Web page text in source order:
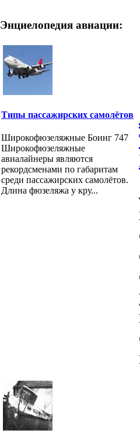
Энциелопедия авиации:
Типы пассажирских самолётов
Широкофюзеляжные Боинг 747
Широкофюзеляжные
авиалайнеры являются
рекордсменами по габаритам
среди пассажирских самолётов.
Длина фюзеляжа у кру...